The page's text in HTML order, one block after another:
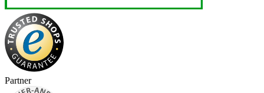
Partner